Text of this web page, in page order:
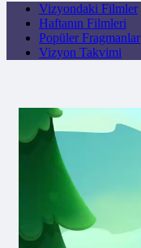
Vizyondaki Filmler
Haftanın Filmleri
Popüler Fragmanlar
Vizyon Takvimi